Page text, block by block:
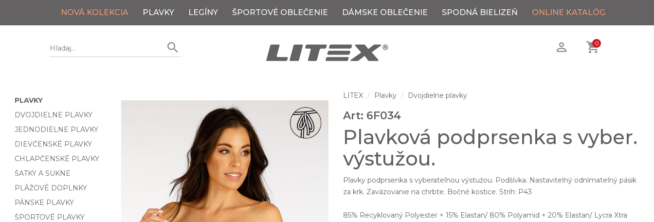
NOVÁ KOLEKCIA PLAVKY LEGÍNY ŠPORTOVÉ OBLEČENIE DÁMSKE OBLEČENIE SPODNÁ BIELIZEŇ ONLINE KATALÓG
0
PLAVKY
DVOJDIELNE PLAVKY
JEDNODIELNE PLAVKY
DIEVČENSKÉ PLAVKY
CHLAPČENSKÉ PLAVKY
ŠATKY A SUKNE
PLÁŽOVÉ DOPLNKY
PÁNSKE PLAVKY
ŠPORTOVÉ PLAVKY
LITEX Plavky Dvojdielne plavky
Art: 6F034
Plavková podprsenka s vyber.
výstužou.
Plavky podprsenka s vyberateľnou výstužou. Podšívka. Nastaviteľný odnímateľný pásik
za krk. Zaväzovanie na chrbte. Bočné kostice. Strih: P43
85% Recyklovaný Polyester + 15% Elastan/ 80% Polyamid + 20% Elastan/ Lycra Xtra